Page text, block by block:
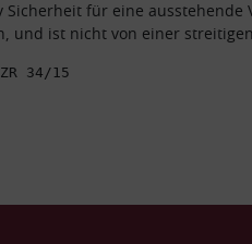
Sicherheit für eine
und ist nicht von einer
34/15